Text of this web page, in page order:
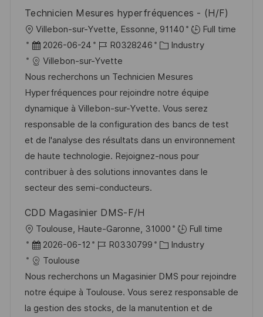
u
n
g
r
ö
f
f
e
n
t
l
i
c
h
u
n
g
Technicien Mesures hyperfréquences - (H/F)
O
r
t
Villebon-sur-Yvette, Essonne, 91140
Full time
D
a
t
u
m
d
e
r
V
e
ö
f
f
e
n
t
2026-06-24
J
o
b
-
I
D
R0328246
K
t
e
g
o
r
i
e
Industry
Villebon-sur-Yvette
Nous recherchons un Technicien Mesures
Hyperfréquences pour rejoindre notre équipe
dynamique à Villebon-sur-Yvette. Vous serez
responsable de la configuration des bancs de test
et de l'analyse des résultats dans un environnement
de haute technologie. Rejoignez-nous pour
contribuer à des solutions innovantes dans le
secteur des semi-conducteurs.
CDD Magasinier DMS-F/H
O
r
t
Toulouse, Haute-Garonne, 31000
Full time
D
a
t
u
m
2026-06-12
J
b
-
I
R0330799
K
t
e
g
Industry
Toulouse
Nous recherchons un Magasinier DMS pour rejoindre
notre équipe à Toulouse. Vous serez responsable de
la gestion des stocks, de la manutention et de